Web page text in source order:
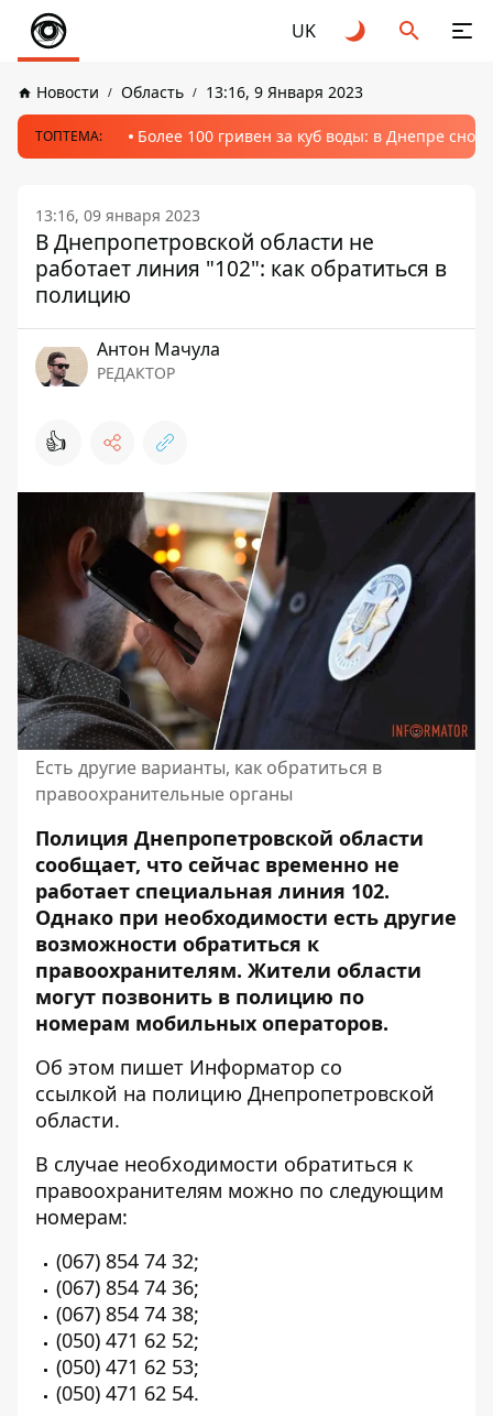
UK
Новости Область 13:16, 9 Января 2023
ТОПТЕМА: Более 100 гривен за куб воды: в Днепре
13:16, 09 января 2023
В Днепропетровской области не
работает линия "102": как обратиться в
полицию
Антон Мачула
РЕДАКТОР
👍
Есть другие варианты, как обратиться в
правоохранительные органы
Полиция Днепропетровской области
сообщает, что сейчас временно не
работает специальная линия 102.
Однако при необходимости есть другие
возможности обратиться к
правоохранителям. Жители области
могут позвонить в полицию по
номерам мобильных операторов.
Об этом пишет Информатор со
ссылкой на полицию Днепропетровской
области.
В случае необходимости обратиться к
правоохранителям можно по следующим
номерам:
(067) 854 74 32;
(067) 854 74 36;
(067) 854 74 38;
(050) 471 62 52;
(050) 471 62 53;
(050) 471 62 54.